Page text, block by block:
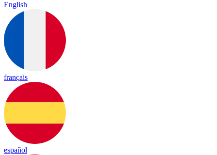
English
français
español